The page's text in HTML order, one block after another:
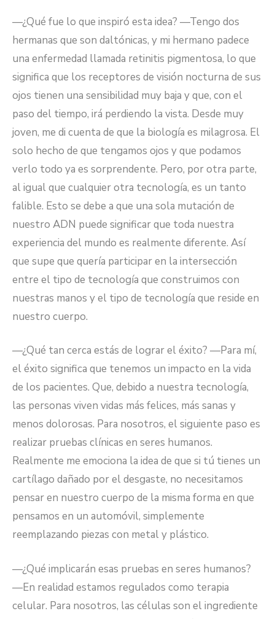
—¿Qué fue lo que inspiró esta idea? —Tengo dos
hermanas que son daltónicas, y mi hermano padece
una enfermedad llamada retinitis pigmentosa, lo que
significa que los receptores de visión nocturna de sus
ojos tienen una sensibilidad muy baja y que, con el
paso del tiempo, irá perdiendo la vista. Desde muy
joven, me di cuenta de que la biología es milagrosa. El
solo hecho de que tengamos ojos y que podamos
verlo todo ya es sorprendente. Pero, por otra parte,
al igual que cualquier otra tecnología, es un tanto
falible. Esto se debe a que una sola mutación de
nuestro ADN puede significar que toda nuestra
experiencia del mundo es realmente diferente. Así
que supe que quería participar en la intersección
entre el tipo de tecnología que construimos con
nuestras manos y el tipo de tecnología que reside en
nuestro cuerpo.
—¿Qué tan cerca estás de lograr el éxito? —Para mí,
el éxito significa que tenemos un impacto en la vida
de los pacientes. Que, debido a nuestra tecnología,
las personas viven vidas más felices, más sanas y
menos dolorosas. Para nosotros, el siguiente paso es
realizar pruebas clínicas en seres humanos.
Realmente me emociona la idea de que si tú tienes un
cartílago dañado por el desgaste, no necesitamos
pensar en nuestro cuerpo de la misma forma en que
pensamos en un automóvil, simplemente
reemplazando piezas con metal y plástico.
—¿Qué implicarán esas pruebas en seres humanos?
—En realidad estamos regulados como terapia
celular. Para nosotros, las células son el ingrediente